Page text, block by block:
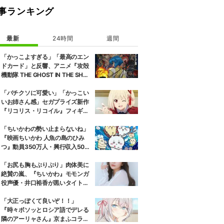
ランキング
最新 24時間 週間
「かっこよすぎる」「最高のエン
ドカード」と反響、アニメ『攻殻
機動隊 THE GHOST IN THE SHEL
「バチクソに可愛い」「かっこい
いお姉さん感」セガプライズ新作
『リコリス・リコイル』フィギュ
「ちいかわの勢い止まらないね」
『映画ちいかわ 人魚の島のひみ
つ』動員350万人・興行収入50億
「お尻も胸もぷりぷり」肉体美に
絶賛の嵐、『ちいかわ』モモンガ
役声優・井口裕香が黒いタイトウ
「大正っぽくて良いぞ！！」
『時々ボソッとロシア語でデレる
隣のアーリャさん』京まふコラボ